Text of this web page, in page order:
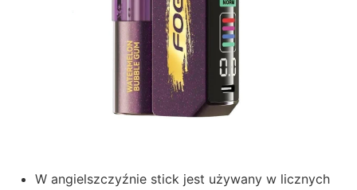
W angielszczyźnie stick jest używany w licznych